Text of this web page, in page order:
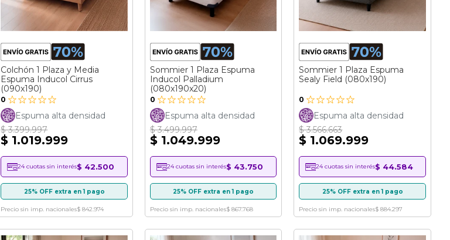
Colchón 1 Plaza y Media
Espuma Inducol Cirrus
(090x190)
0
Espuma alta densidad
$ 3.399.997
$ 1.019.999
24 cuotas sin interés$ 42.500
25% OFF extra en 1 pago
Precio sin imp. nacionales$ 842.974
Sommier 1 Plaza Espuma
Inducol Palladium
(080x190x20)
0
Espuma alta densidad
$ 3.499.997
$ 1.049.999
24 cuotas sin interés$ 43.750
25% OFF extra en 1 pago
Precio sin imp. nacionales$ 867.768
Sommier 1 Plaza Espuma
Sealy Field (080x190)
0
Espuma alta densidad
$ 3.566.663
$ 1.069.999
24 cuotas sin interés$ 44.584
25% OFF extra en 1 pago
Precio sin imp. nacionales$ 884.297